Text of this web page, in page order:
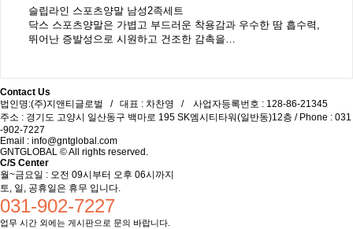
슬립라인 스포츠양말 남성2족세트
닥스 스포츠양말은 가볍고 부드러운 착용감과 우수한 땀 흡수력,
뛰어난 증발성으로 시원하고 건조한 감촉을…
Contact Us
법인명:(주)지앤티글로벌 / 대표 : 차찬영 / 사업자등록번호 : 128-86-21345
주소 : 경기도 고양시 일산동구 백마로 195 SK엠시티타워(일반동)12층 / Phone : 031
-902-7227
Email : info@gntglobal.com
GNTGLOBAL © All rights reserved.
C/S Center
월~금요일 : 오전 09시부터 오후 06시까지
토, 일, 공휴일은 휴무 입니다.
031-902-7227
업무 시간 외에는 게시판으로 문의 바랍니다.